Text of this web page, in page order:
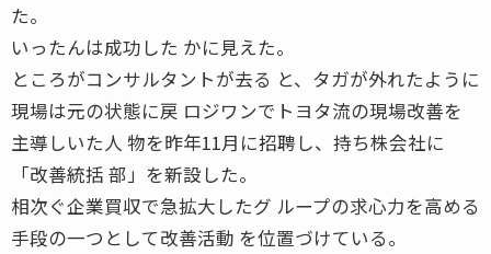
た。
いったんは成功した かに見えた。
ところがコンサルタントが去る と、タガが外れたように
現場は元の状態に戻 ロジワンでトヨタ流の現場改善を
主導しいた人 物を昨年11月に招聘し、持ち株会社に
「改善統括 部」を新設した。
相次ぐ企業買収で急拡大したグ ループの求心力を高める
手段の一つとして改善活動 を位置づけている。